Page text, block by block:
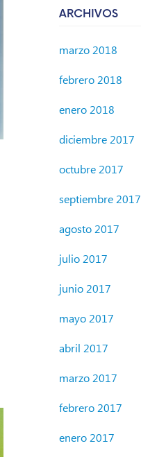
ARCHIVOS
marzo 2018
febrero 2018
enero 2018
diciembre 2017
octubre 2017
septiembre 2017
agosto 2017
julio 2017
junio 2017
mayo 2017
abril 2017
marzo 2017
febrero 2017
enero 2017